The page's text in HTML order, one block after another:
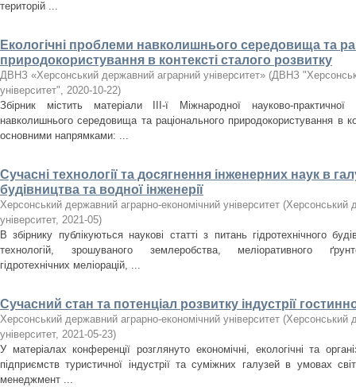
територій ...
Екологічні проблеми навколишнього середовища та
природокористування в контексті сталого розвитку
ДВНЗ «Херсонський державний аграрний університет» (ДВНЗ
університет", 2020-10-22)
Збірник містить матеріали ІIІ-ї Міжнародної науково-практичної
навколишнього середовища та раціонального природокористування в
основними напрямками: ...
Сучасні технології та досягнення інженерних наук в
будівництва та водної інженерії
Херсонський державний аграрно-економічний університет (Херсонський
університет, 2021-05)
В збірнику публікуються наукові статті з питань гідротехнічного
технологій, зрошуваного землеробства, меліоративного
гідротехнічних меліорацій, ...
Сучасний стан та потенціал розвитку індустрії
Херсонський державний аграрно-економічний університет (Херсонський
університет, 2021-05-23)
У матеріалах конференції розглянуто економічні, екологічні та
підприємств туристичної індустрії та суміжних галузей в умовах
менеджмент ...